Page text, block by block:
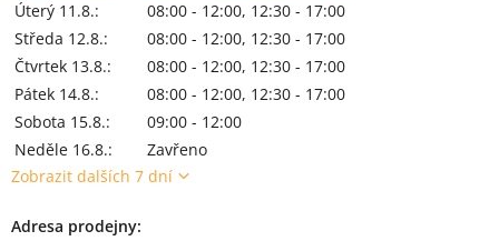
Úterý 11.8.:
08:00 - 12:00, 12:30 - 17:00
Středa 12.8.:
08:00 - 12:00, 12:30 - 17:00
Čtvrtek 13.8.:
08:00 - 12:00, 12:30 - 17:00
Pátek 14.8.:
08:00 - 12:00, 12:30 - 17:00
Sobota 15.8.:
09:00 - 12:00
Neděle 16.8.:
Zavřeno
Zobrazit dalších 7 dní
Adresa prodejny: